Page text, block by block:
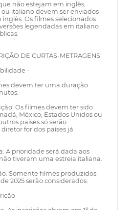
não estejam em inglês,
italiano devem ser enviados
Os filmes selecionados
legendadas em italiano
DE CURTAS-METRAGENS
-
devem ter uma duração
Os filmes devem ter sido
México, Estados Unidos ou
países só serão
for dos países já
A prioridade será dada aos
tiveram uma estreia italiana.
Somente filmes produzidos
2025 serão considerados.
-